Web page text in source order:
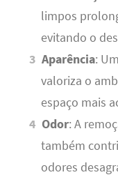
limpos
evitando o
Aparência:
valoriza o
espaço mais
Odor: A
também
odores